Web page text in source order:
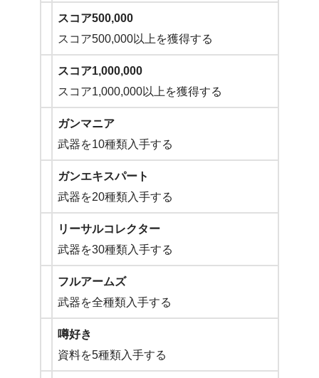
スコア500,000
スコア500,000以上を獲得する
スコア1,000,000
スコア1,000,000以上を獲得する
ガンマニア
武器を10種類入手する
ガンエキスパート
武器を20種類入手する
リーサルコレクター
武器を30種類入手する
フルアームズ
武器を全種類入手する
噂好き
資料を5種類入手する